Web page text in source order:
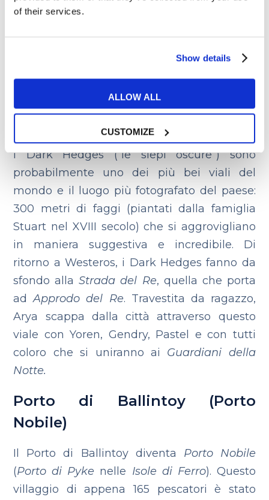
of their services.
Show details
ALLOW ALL
CUSTOMIZE
Roccia del Drago
brucia gli dei antichi e lo stesso in cui
Stannis Baratheon afferra la spada del fuoco
The Dark Hedges (La strada da
Approdo del Re)
I Dark Hedges (“le siepi oscure”) sono
probabilmente uno dei più bei viali del
mondo e il luogo più fotografato del paese:
300 metri di faggi (piantati dalla famiglia
Stuart nel XVIII secolo) che si aggrovigliano
in maniera suggestiva e incredibile. Di
ritorno a Westeros, i Dark Hedges fanno da
sfondo allaStrada del Re, quella che porta
adApprodo del Re. Travestita da ragazzo,
Arya scappa dalla città attraverso questo
viale con Yoren, Gendry, Pastel e con tutti
coloro che si uniranno ai Guardiani della
Notte.
Porto di Ballintoy (Porto
Nobile)
Il Porto di Ballintoy diventa Porto Nobile
(Porto di Pyke nelle Isole di Ferro). Questo
villaggio di appena 165 pescatori è stato